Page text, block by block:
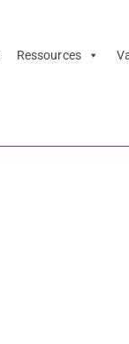
Ressources